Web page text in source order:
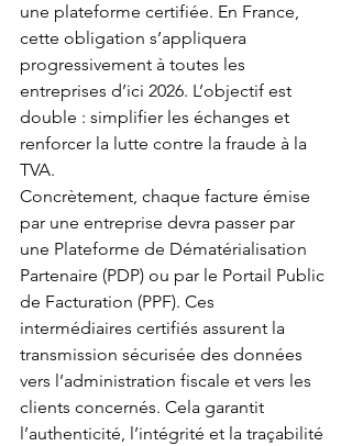
une plateforme certifiée. En France,
cette obligation s’appliquera
progressivement à toutes les
entreprises d’ici 2026. L’objectif est
double : simplifier les échanges et
renforcer la lutte contre la fraude à la
TVA.
Concrètement, chaque facture émise
par une entreprise devra passer par
une Plateforme de Dématérialisation
Partenaire (PDP) ou par le Portail Public
de Facturation (PPF). Ces
intermédiaires certifiés assurent la
transmission sécurisée des données
vers l’administration fiscale et vers les
clients concernés. Cela garantit
l’authenticité, l’intégrité et la traçabilité